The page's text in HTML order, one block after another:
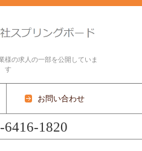
の求人の一部を公開していま
す
お問い合わせ
1820